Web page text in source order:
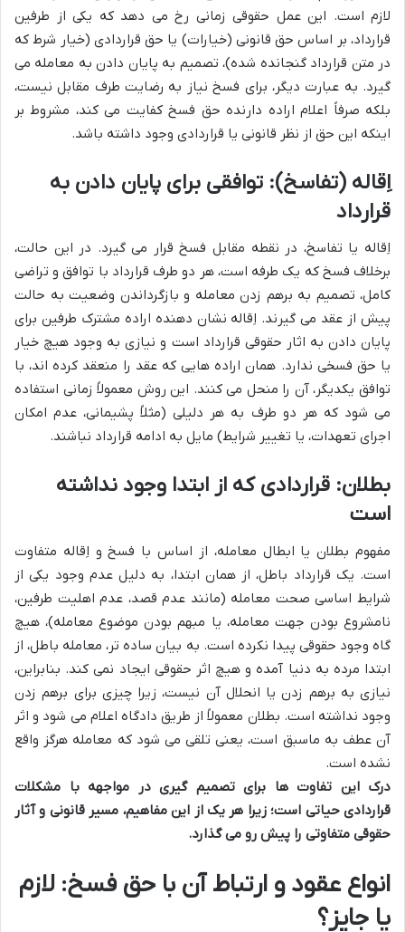
لازم است. این عمل حقوقی زمانی رخ می دهد که یکی از طرفین
قرارداد، بر اساس حق قانونی (خیارات) یا حق قراردادی (خیار شرط که
در متن قرارداد گنجانده شده)، تصمیم به پایان دادن به معامله می
گیرد. به عبارت دیگر، برای فسخ نیاز به رضایت طرف مقابل نیست،
بلکه صرفاً اعلام اراده دارنده حق فسخ کفایت می کند، مشروط بر
اینکه این حق از نظر قانونی یا قراردادی وجود داشته باشد.
اِقاله (تفاسخ): توافقی برای پایان دادن به
قرارداد
اِقاله یا تفاسخ، در نقطه مقابل فسخ قرار می گیرد. در این حالت،
برخلاف فسخ که یک طرفه است، هر دو طرف قرارداد با توافق و تراضی
کامل، تصمیم به برهم زدن معامله و بازگرداندن وضعیت به حالت
پیش از عقد می گیرند. اِقاله نشان دهنده اراده مشترک طرفین برای
پایان دادن به اثار حقوقی قرارداد است و نیازی به وجود هیچ خیار
یا حق فسخی ندارد. همان اراده هایی که عقد را منعقد کرده اند، با
توافق یکدیگر، آن را منحل می کنند. این روش معمولاً زمانی استفاده
می شود که هر دو طرف به هر دلیلی (مثلاً پشیمانی، عدم امکان
اجرای تعهدات، یا تغییر شرایط) مایل به ادامه قرارداد نباشند.
بطلان: قراردادی که از ابتدا وجود نداشته
است
مفهوم بطلان یا ابطال معامله، از اساس با فسخ و اِقاله متفاوت
است. یک قرارداد باطل، از همان ابتدا، به دلیل عدم وجود یکی از
شرایط اساسی صحت معامله (مانند عدم قصد، عدم اهلیت طرفین،
نامشروع بودن جهت معامله، یا مبهم بودن موضوع معامله)، هیچ
گاه وجود حقوقی پیدا نکرده است. به بیان ساده تر، معامله باطل، از
ابتدا مرده به دنیا آمده و هیچ اثر حقوقی ایجاد نمی کند. بنابراین،
نیازی به برهم زدن یا انحلال آن نیست، زیرا چیزی برای برهم زدن
وجود نداشته است. بطلان معمولاً از طریق دادگاه اعلام می شود و اثر
آن عطف به ماسبق است، یعنی تلقی می شود که معامله هرگز واقع
نشده است.
درک این تفاوت ها برای تصمیم گیری در مواجهه با مشکلات
قراردادی حیاتی است؛ زیرا هر یک از این مفاهیم، مسیر قانونی و آثار
حقوقی متفاوتی را پیش رو می گذارد.
انواع عقود و ارتباط آن با حق فسخ: لازم
یا جایز؟